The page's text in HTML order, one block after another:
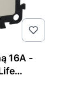
16A -